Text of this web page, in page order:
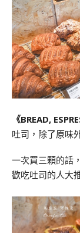
《BREAD,
吐司，除了原味
一次買三顆的話
歡吃吐司的人大